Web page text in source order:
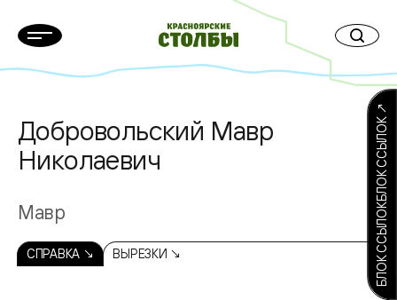
Добровольский Мавр
Николаевич
Мавр
СПРАВКА ↘ ВЫРЕЗКИ ↘ БЛОК ССЫЛОКБЛОК ССЫЛОК ↗